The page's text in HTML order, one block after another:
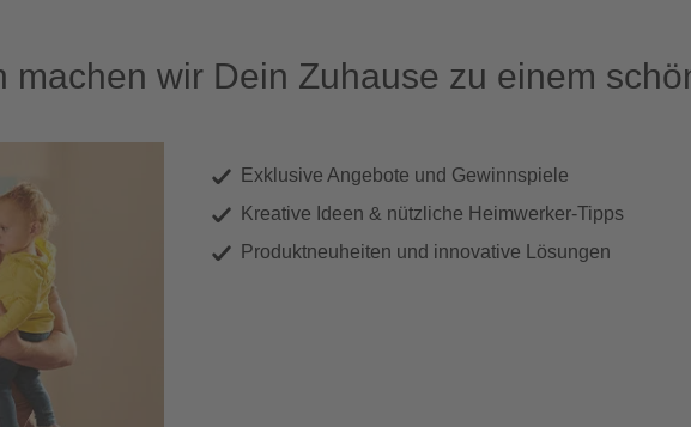
machen wir Dein Zuhause zu einem
Exklusive Angebote und Gewinnspiele
Kreative Ideen & nützliche Heimwerker-Tipps
Produktneuheiten und innovative Lösungen